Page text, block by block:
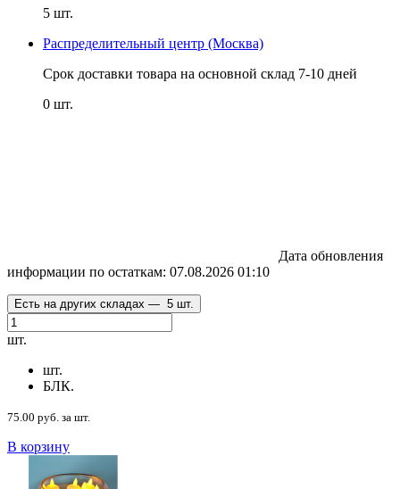
5 шт.
Распределительный центр (Москва)
Срок доставки товара на основной склад 7-10 дней
0 шт.
Дата обновления
информации по остаткам: 07.08.2026 01:10
Есть на других складах — 5 шт.
шт.
шт.
БЛК.
75.00 руб. за шт.
В корзину